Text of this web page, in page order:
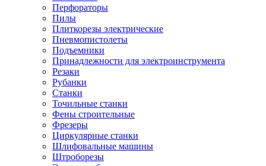
Перфораторы
Пилы
Плиткорезы электрические
Пневмопистолеты
Подъемники
Принадлежности для электроинструмента
Резаки
Рубанки
Станки
Точильные станки
Фены строительные
Фрезеры
Циркулярные станки
Шлифовальные машины
Штроборезы